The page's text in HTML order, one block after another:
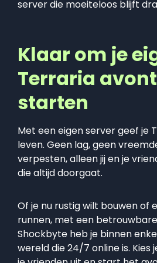
server die moeiteloos blijft
Klaar om je
Terraria
starten
Met een eigen server geef je
leven. Geen lag, geen
verpesten, alleen jij en je
die altijd doorgaat.
Of je nu rustig wilt bouwen of
runnen, met een
Shockbyte heb je binnen
wereld die 24/7 online is. Kies